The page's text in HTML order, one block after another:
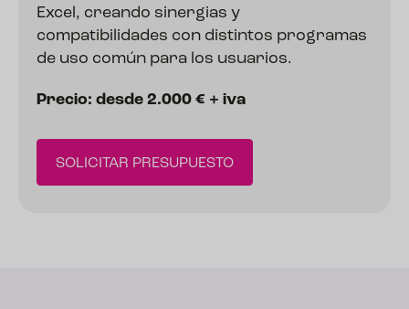
Excel, creando sinergias y
compatibilidades con distintos programas
de uso común para los usuarios.
Precio: desde 2.000 € + iva
SOLICITAR PRESUPUESTO